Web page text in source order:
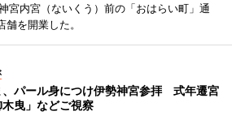
宮内宮（ないくう）前の「おはらい町」通
を開業した。
、パール身につけ伊勢神宮参拝 式年遷宮
曳」などご視察